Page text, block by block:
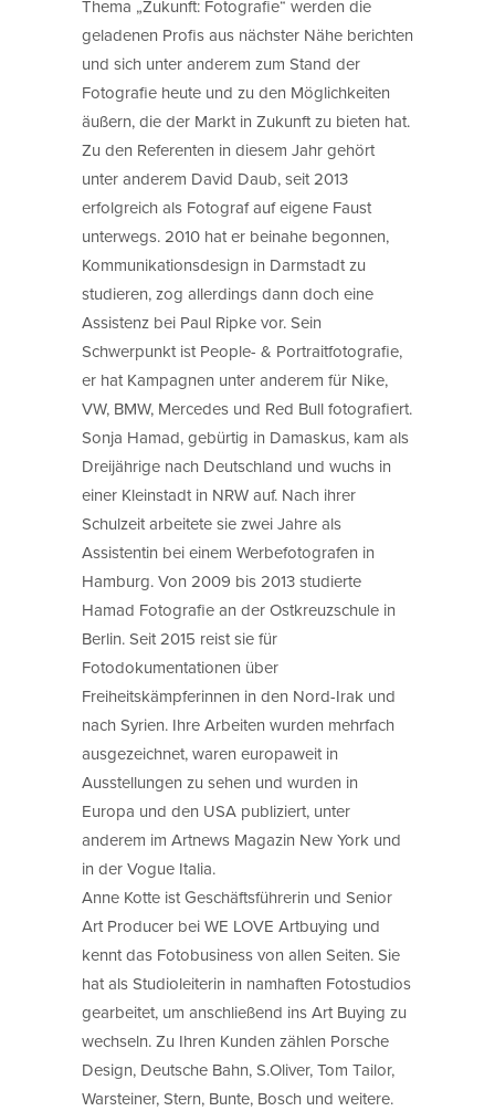
Thema „Zukunft: Fotografie“ werden die
geladenen Profis aus nächster Nähe berichten
und sich unter anderem zum Stand der
Fotografie heute und zu den Möglichkeiten
äußern, die der Markt in Zukunft zu bieten hat.
Zu den Referenten in diesem Jahr gehört
unter anderem David Daub, seit 2013
erfolgreich als Fotograf auf eigene Faust
unterwegs. 2010 hat er beinahe begonnen,
Kommunikationsdesign in Darmstadt zu
studieren, zog allerdings dann doch eine
Assistenz bei Paul Ripke vor. Sein
Schwerpunkt ist People- & Portraitfotografie,
er hat Kampagnen unter anderem für Nike,
VW, BMW, Mercedes und Red Bull fotografiert.
Sonja Hamad, gebürtig in Damaskus, kam als
Dreijährige nach Deutschland und wuchs in
einer Kleinstadt in NRW auf. Nach ihrer
Schulzeit arbeitete sie zwei Jahre als
Assistentin bei einem Werbefotografen in
Hamburg. Von 2009 bis 2013 studierte
Hamad Fotografie an der Ostkreuzschule in
Berlin. Seit 2015 reist sie für
Fotodokumentationen über
Freiheitskämpferinnen in den Nord-Irak und
nach Syrien. Ihre Arbeiten wurden mehrfach
ausgezeichnet, waren europaweit in
Ausstellungen zu sehen und wurden in
Europa und den USA publiziert, unter
anderem im Artnews Magazin New York und
in der Vogue Italia.
Anne Kotte ist Geschäftsführerin und Senior
Art Producer bei WE LOVE Artbuying und
kennt das Fotobusiness von allen Seiten. Sie
hat als Studioleiterin in namhaften Fotostudios
gearbeitet, um anschließend ins Art Buying zu
wechseln. Zu Ihren Kunden zählen Porsche
Design, Deutsche Bahn, S.Oliver, Tom Tailor,
Warsteiner, Stern, Bunte, Bosch und weitere.